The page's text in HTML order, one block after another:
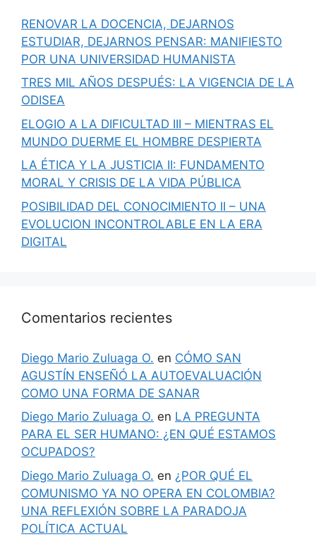
RENOVAR LA DOCENCIA, DEJARNOS
ESTUDIAR, DEJARNOS PENSAR: MANIFIESTO
POR UNA UNIVERSIDAD HUMANISTA
TRES MIL AÑOS DESPUÉS: LA VIGENCIA DE LA
ODISEA
ELOGIO A LA DIFICULTAD III – MIENTRAS EL
MUNDO DUERME EL HOMBRE DESPIERTA
LA ÉTICA Y LA JUSTICIA II: FUNDAMENTO
MORAL Y CRISIS DE LA VIDA PÚBLICA
POSIBILIDAD DEL CONOCIMIENTO II – UNA
EVOLUCION INCONTROLABLE EN LA ERA
DIGITAL
Comentarios recientes
Diego Mario Zuluaga O. en CÓMO SAN
AGUSTÍN ENSEÑÓ LA AUTOEVALUACIÓN
COMO UNA FORMA DE SANAR
Diego Mario Zuluaga O. en LA PREGUNTA
PARA EL SER HUMANO: ¿EN QUÉ ESTAMOS
OCUPADOS?
Diego Mario Zuluaga O. en ¿POR QUÉ EL
COMUNISMO YA NO OPERA EN COLOMBIA?
UNA REFLEXIÓN SOBRE LA PARADOJA
POLÍTICA ACTUAL